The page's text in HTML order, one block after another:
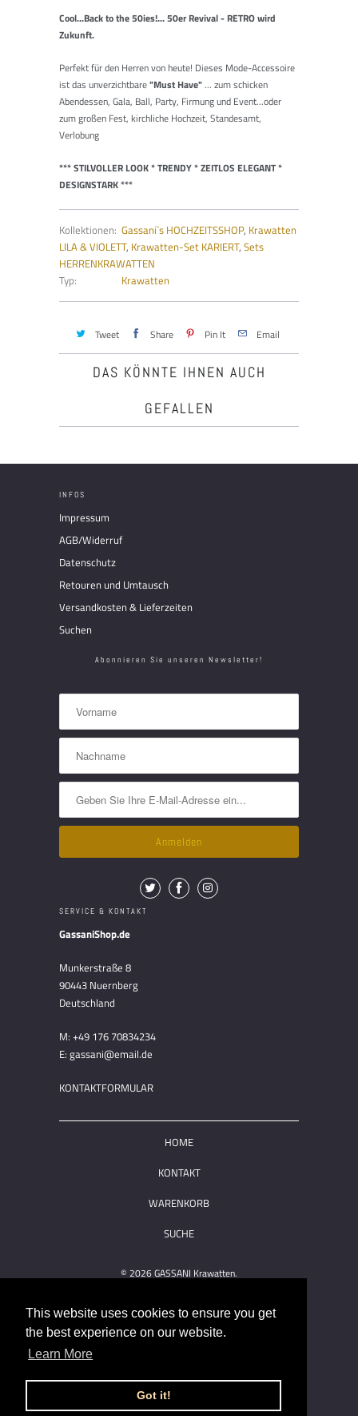
This website uses cookies to ensure you get
the best experience on our website.
Learn More
Got it!
Cool...Back to the 50ies!... 50er Revival - RETRO wird
Zukunft.
Perfekt für den Herren von heute! Dieses Mode-Accessoire
ist das unverzichtbare"Must Have"... zum schicken
Abendessen, Gala, Ball, Party, Firmung und Event...oder
zum großen Fest, kirchliche Hochzeit, Standesamt,
Verlobung
*** STILVOLLER LOOK * TRENDY * ZEITLOS ELEGANT *
DESIGNSTARK ***
Kollektionen: Gassani`s HOCHZEITSSHOP, Krawatten
LILA & VIOLETT, Krawatten-Set KARIERT, Sets
HERRENKRAWATTEN
Typ:
Krawatten
Tweet Share Pin It Email
DAS KÖNNTE IHNEN AUCH
GEFALLEN
INFOS
Impressum
AGB/Widerruf
Datenschutz
Retouren und Umtausch
Versandkosten & Lieferzeiten
Suchen
Abonnieren Sie unseren Newsletter!
SERVICE & KONTAKT
GassaniShop.de
Munkerstraße 8
90443 Nuernberg
Deutschland
M: +49 176 70834234
E: gassani@email.de
KONTAKTFORMULAR
HOME
KONTAKT
WARENKORB
SUCHE
© 2026GASSANI Krawatten.